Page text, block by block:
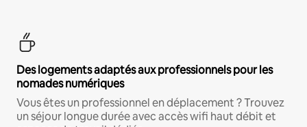
Des logements adaptés aux professionnels pour les
nomades numériques
Vous êtes un professionnel en déplacement ? Trouvez
un séjour longue durée avec accès wifi haut débit et